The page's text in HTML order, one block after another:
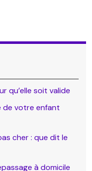
qu’elle soit valide
de votre enfant
cher : que dit le
à domicile